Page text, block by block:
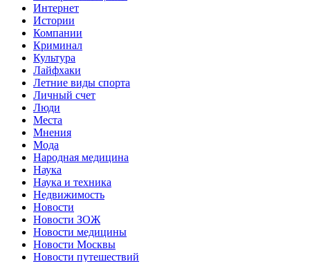
Интернет
Истории
Компании
Криминал
Культура
Лайфхаки
Летние виды спорта
Личный счет
Люди
Места
Мнения
Мода
Народная медицина
Наука
Наука и техника
Недвижимость
Новости
Новости ЗОЖ
Новости медицины
Новости Москвы
Новости путешествий